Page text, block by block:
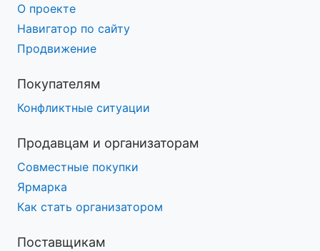
О проекте
Навигатор по сайту
Продвижение
Покупателям
Конфликтные ситуации
Продавцам и организаторам
Совместные покупки
Ярмарка
Как стать организатором
Поставщикам